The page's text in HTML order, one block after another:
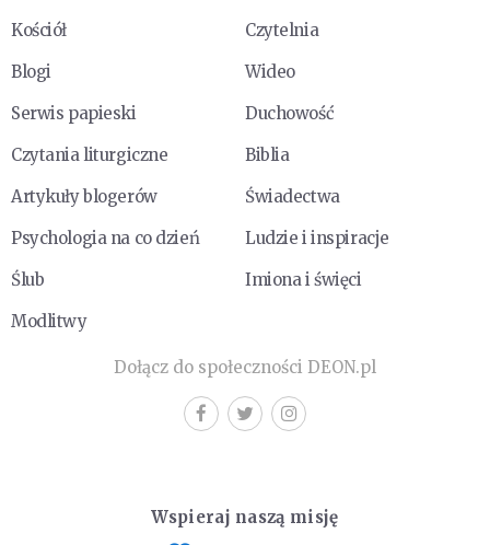
Kościół
Czytelnia
Blogi
Wideo
Serwis papieski
Duchowość
Czytania liturgiczne
Biblia
Artykuły blogerów
Świadectwa
Psychologia na co dzień
Ludzie i inspiracje
Ślub
Imiona i święci
Modlitwy
Dołącz do społeczności DEON.pl
Wspieraj naszą misję